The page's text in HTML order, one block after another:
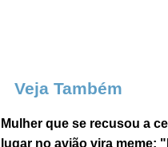
Veja Também
Mulher que se recusou a
lugar no avião vira meme: